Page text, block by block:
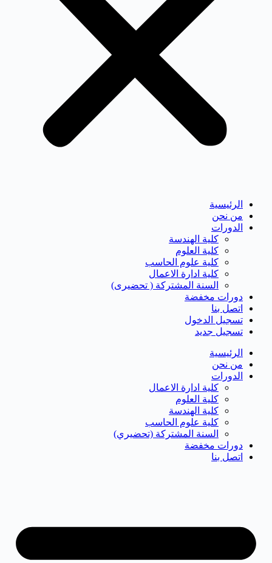
الرئيسية
من نحن
الدورات
كلية الهندسة
كلية العلوم
كلية علوم الحاسب
كلية ادارة الاعمال
السنة المشتركة ( تحضيرى)
دورات مخفضة
اتصل بنا
تسجيل الدخول
تسجيل جديد
الرئيسية
من نحن
الدورات
كلية ادارة الاعمال
كلية العلوم
كلية الهندسة
كلية علوم الحاسب
السنة المشتركة (تحضيري)
دورات مخفضة
اتصل بنا